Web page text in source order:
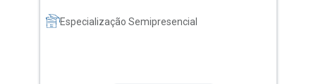
Especialização Semipresencial